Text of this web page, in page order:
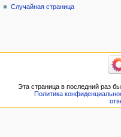
Случайная страница
Эта страница в последний раз
Политика